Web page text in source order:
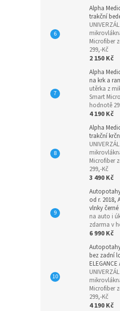
Alpha
trakční
Microfiber
299,-Kč
2 150 Kč
Alpha
na krk a
utěrka z
Smart
hodnotě
4 190 Kč
Alpha
trakční
Microfiber
299,-Kč
3 490 Kč
Autopotahy
od r. 2018,
vlnky černé
na auto i
zdarma v
6 990 Kč
bez zadní
Microfiber
299,-Kč
4 190 Kč